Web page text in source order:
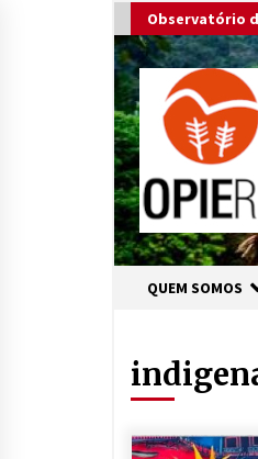
to
content
Observatório
QUEM SOMOS